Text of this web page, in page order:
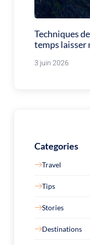
Techniques
temps laisser
3 juin 2026
Categories
Travel
Tips
Stories
Destinations